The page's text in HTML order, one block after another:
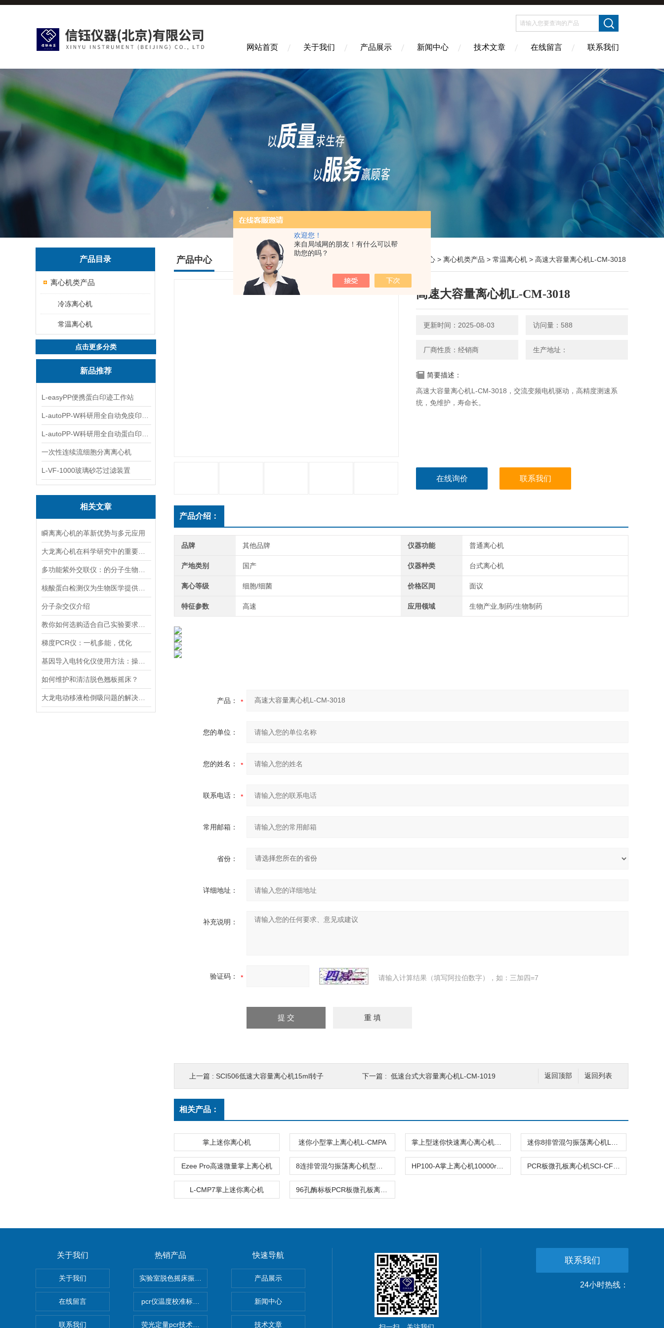
欢迎您！
来自局域网的朋友！有什么可以帮
助您的吗？
网站首页 关于我们 产品展示 新闻中心 技术文章 在线留言 联系我们
产品目录
离心机类产品
冷冻离心机
常温离心机
点击更多分类
新品推荐
L-easyPP便携蛋白印迹工作站
一次性连续流细胞分离离心机
L-VF-1000玻璃砂芯过滤装置
相关文章
瞬离离心机的革新优势与多元应用
分子杂交仪介绍
梯度PCR仪：一机多能，优化
如何维护和清洁脱色翘板摇床？
产品中心 产品中心 > 离心机类产品 > 常温离心机 > 高速大容量离心机L-CM-3018
高速大容量离心机L-CM-3018
更新时间：2025-08-03 访问量：588
厂商性质：经销商 生产地址：
简要描述：
高速大容量离心机L-CM-3018，交流变频电机驱动，高精度测速系
统，免维护，寿命长。
在线询价 联系我们
产品介绍：
品牌 其他品牌 仪器功能 普通离心机
产地类别 国产 仪器种类 台式离心机
离心等级 细胞/细菌 价格区间 面议
特征参数 高速 应用领域 生物产业,制药/生物制药
产品：
您的单位：
您的姓名：
联系电话：
常用邮箱：
省份：
详细地址：
补充说明：
验证码： 请输入计算结果（填写阿拉伯数字），如：三加四=7
返回列表
返回顶部
上一篇 : SCI506低速大容量离心机15ml转子 下一篇 : 低速台式大容量离心机L-CM-1019
相关产品：
掌上迷你离心机 迷你小型掌上离心机L-CMPA
Ezee Pro高速微量掌上离心机
L-CMP7掌上迷你离心机
关于我们
关于我们
在线留言
联系我们
热销产品
实验室脱色摇床振荡器
pcr仪温度校准标定设备
荧光定量pcr技术定制化服务
快速导航
产品展示
新闻中心
技术文章
联系我们
24小时热线：